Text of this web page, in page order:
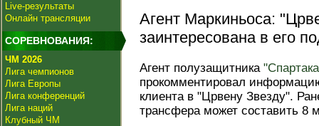
Live-результаты
Онлайн трансляции
СОРЕВНОВАНИЯ:
ЧМ 2026
Лига чемпионов
Лига Европы
Лига конференций
Лига наций
Клубный ЧМ
Агент Маркиньоса:
заинтересована в его
Агент полузащитника
прокомментировал
клиента в "Црвену Звезду".
трансфера может составить 8